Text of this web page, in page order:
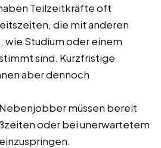
Teilzeitkräfte oft
die mit anderen
wie Studium oder einem
sind. Kurzfristige
aber dennoch
Nebenjobber müssen bereit
oder bei unerwartetem